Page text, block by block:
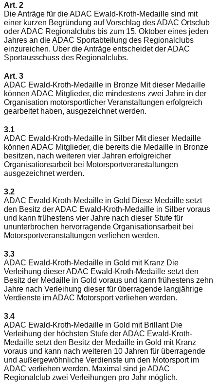
Art. 2
Die Anträge für die ADAC Ewald-Kroth-Medaille sind mit
einer kurzen Begründung auf Vorschlag des ADAC Ortsclub
oder ADAC Regionalclubs bis zum 15. Oktober eines jeden
Jahres an die ADAC Sportabteilung des Regionalclubs
einzureichen. Über die Anträge entscheidet der ADAC
Sportausschuss des Regionalclubs.
Art. 3
ADAC Ewald-Kroth-Medaille in Bronze Mit dieser Medaille
können ADAC Mitglieder, die mindestens zwei Jahre in der
Organisation motorsportlicher Veranstaltungen erfolgreich
gearbeitet haben, ausgezeichnet werden.
3.1
ADAC Ewald-Kroth-Medaille in Silber Mit dieser Medaille
können ADAC Mitglieder, die bereits die Medaille in Bronze
besitzen, nach weiteren vier Jahren erfolgreicher
Organisationsarbeit bei Motorsportveranstaltungen
ausgezeichnet werden.
3.2
ADAC Ewald-Kroth-Medaille in Gold Diese Medaille setzt
den Besitz der ADAC Ewald-Kroth-Medaille in Silber voraus
und kann frühestens vier Jahre nach dieser Stufe für
ununterbrochen hervorragende Organisationsarbeit bei
Motorsportveranstaltungen verliehen werden.
3.3
ADAC Ewald-Kroth-Medaille in Gold mit Kranz Die
Verleihung dieser ADAC Ewald-Kroth-Medaille setzt den
Besitz der Medaille in Gold voraus und kann frühestens zehn
Jahre nach Verleihung dieser für überragende langjährige
Verdienste im ADAC Motorsport verliehen werden.
3.4
ADAC Ewald-Kroth-Medaille in Gold mit Brillant Die
Verleihung der höchsten Stufe der ADAC Ewald-Kroth-
Medaille setzt den Besitz der Medaille in Gold mit Kranz
voraus und kann nach weiteren 10 Jahren für überragende
und außergewöhnliche Verdienste um den Motorsport im
ADAC verliehen werden. Maximal sind je ADAC
Regionalclub zwei Verleihungen pro Jahr möglich.